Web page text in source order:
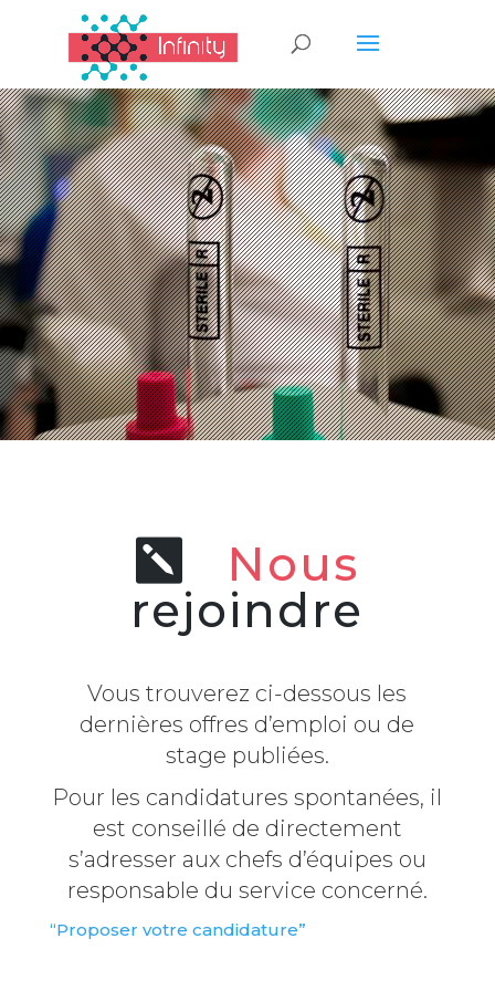
Nous
rejoindre
Vous trouverez ci-dessous les
dernières offres d’emploi ou de
stage publiées.
Pour les candidatures spontanées, il
est conseillé de directement
s’adresser aux chefs d’équipes ou
responsable du service concerné.
“Proposer votre candidature”